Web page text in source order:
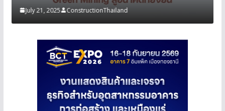
July 21, 2025 ConstructionThailand